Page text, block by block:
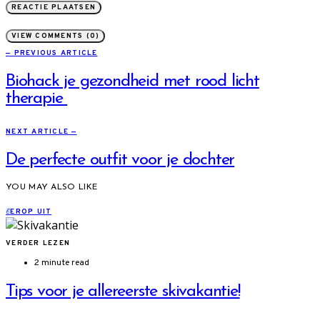
VIEW COMMENTS (0)
— PREVIOUS ARTICLE
Biohack je gezondheid met rood licht
therapie
NEXT ARTICLE —
De perfecte outfit voor je dochter
YOU MAY ALSO LIKE
EEROP UIT
VERDER LEZEN
2 minute read
Tips voor je allereerste skivakantie!